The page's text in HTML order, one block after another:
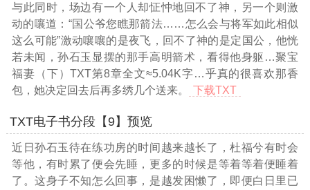
与此同时，场边有一个人却怔忡地回不了神，另一个则激
动的嚷道：“国公爷您瞧那箭法……怎么会与将军如此相似
这么可能”激动嚷嚷的是夜飞，回不了神的是定国公，他恍
若未闻，孙石玉显摆的那手高明箭术，看得他身躯 …聚宝
福妻（下）TXT第8章全文≈5.04K字…乎真的很喜欢那香
包，她决定回去后再多绣几个送来。
下载TXT
TXT电子书分段【9】预览
近日孙石玉待在练功房的时间越来越长了，杜福兮有时会
等他，有时累了便会先睡，更多的时候是等着等着便睡着
了。这身子不知怎么回事，是越发困懒了，即便白日里已